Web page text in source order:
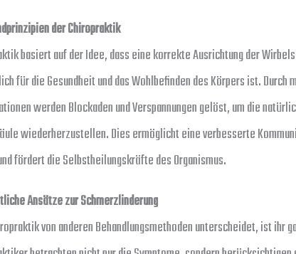
der Chiropraktik
basiert auf der Idee, dass eine korrekte Ausrichtung der
für die Gesundheit und das Wohlbefinden des Körpers ist. Durch
werden Blockaden und Verspannungen gelöst, um die
wiederherzustellen. Dies ermöglicht eine verbesserte
fördert die Selbstheilungskräfte des Organismus.
Ansätze zur Schmerzlinderung
von anderen Behandlungsmethoden unterscheidet, ist ihr